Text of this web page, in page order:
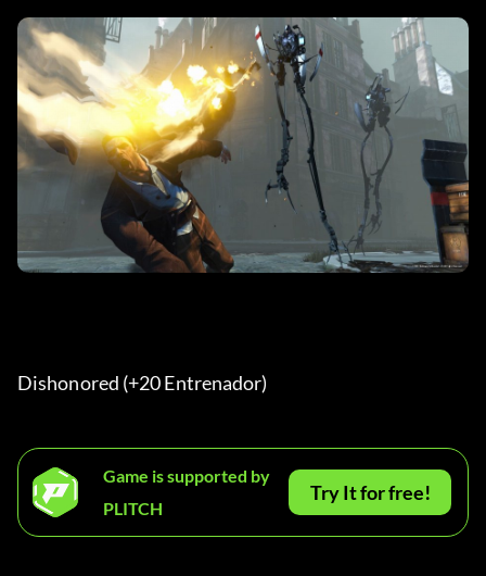
Dishonored (+20 Entrenador)
Game is supported by
PLITCH
Try It for free!